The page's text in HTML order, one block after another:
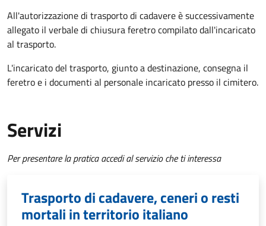
All'autorizzazione di trasporto di cadavere è successivamente
allegato il verbale di chiusura feretro compilato dall'incaricato
al trasporto.
L'incaricato del trasporto, giunto a destinazione, consegna il
feretro e i documenti al personale incaricato presso il cimitero.
Servizi
Per presentare la pratica accedi al servizio che ti interessa
Trasporto di cadavere, ceneri o resti
mortali in territorio italiano